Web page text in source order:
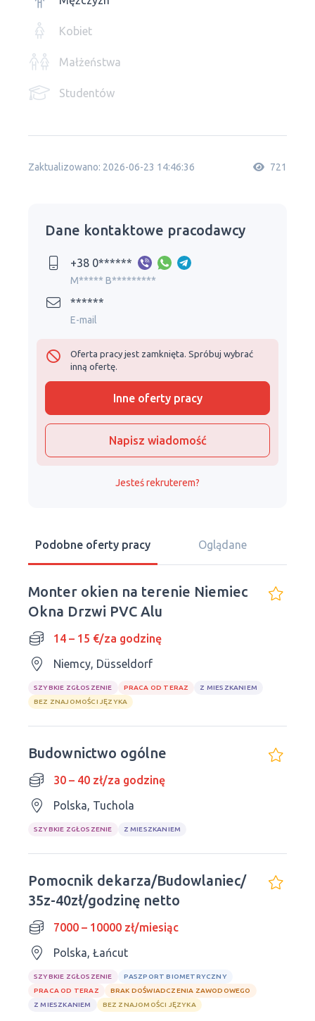
Kobiet
Małżeństwa
Studentów
Zaktualizowano: 2026-06-23 14:46:36 721
Dane kontaktowe pracodawcy
+38 0******
M***** B*********
******
E-mail
Oferta pracy jest zamknięta. Spróbuj wybrać
inną ofertę.
Inne oferty pracy
Napisz wiadomość
Jesteś rekruterem?
Podobne oferty pracy Oglądane
Monter okien na terenie Niemiec
Okna Drzwi PVC Alu
14 – 15 €/za godzinę
Niemcy, Düsseldorf
SZYBKIE ZGŁOSZENIE PRACA OD TERAZ
Z MIESZKANIEM
BEZ ZNAJOMOŚCI JĘZYKA
Budownictwo ogólne
30 – 40 zł/za godzinę
Polska, Tuchola
SZYBKIE ZGŁOSZENIE Z MIESZKANIEM
Pomocnik dekarza/Budowlaniec/
35z-40zł/godzinę netto
7000 – 10000 zł/miesiąc
Polska, Łańcut
SZYBKIE ZGŁOSZENIE
PASZPORT BIOMETRYCZNY
PRACA OD TERAZ
BRAK DOŚWIADCZENIA ZAWODOWEGO
Z MIESZKANIEM
BEZ ZNAJOMOŚCI JĘZYKA